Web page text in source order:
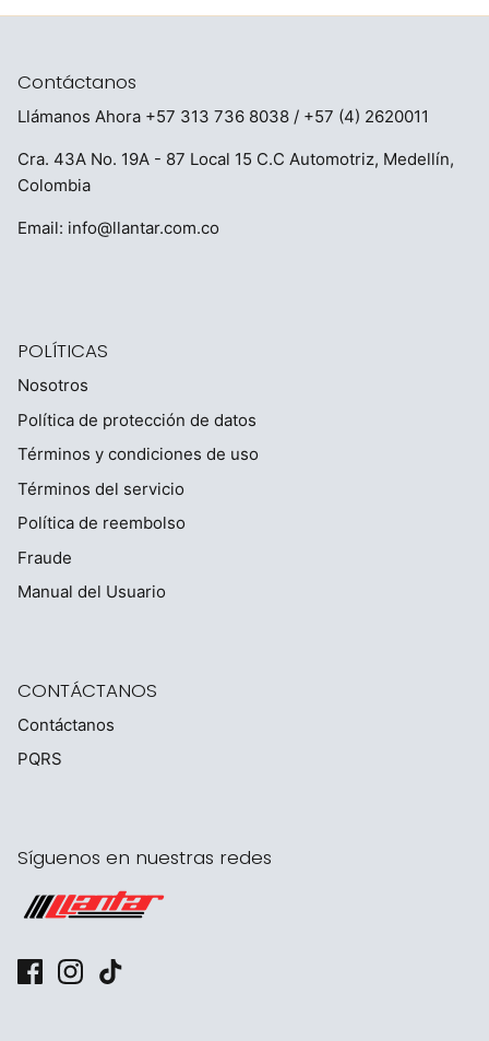
Contáctanos
Llámanos Ahora +57 313 736 8038 / +57 (4) 2620011
Cra. 43A No. 19A - 87 Local 15 C.C Automotriz, Medellín,
Colombia
Email: info@llantar.com.co
POLÍTICAS
Nosotros
Política de protección de datos
Términos y condiciones de uso
Términos del servicio
Política de reembolso
Fraude
Manual del Usuario
CONTÁCTANOS
Contáctanos
PQRS
Síguenos en nuestras redes